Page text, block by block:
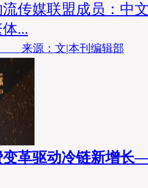
传媒联盟成员：中
...
来源：文|本刊编辑部
变革驱动冷链新增